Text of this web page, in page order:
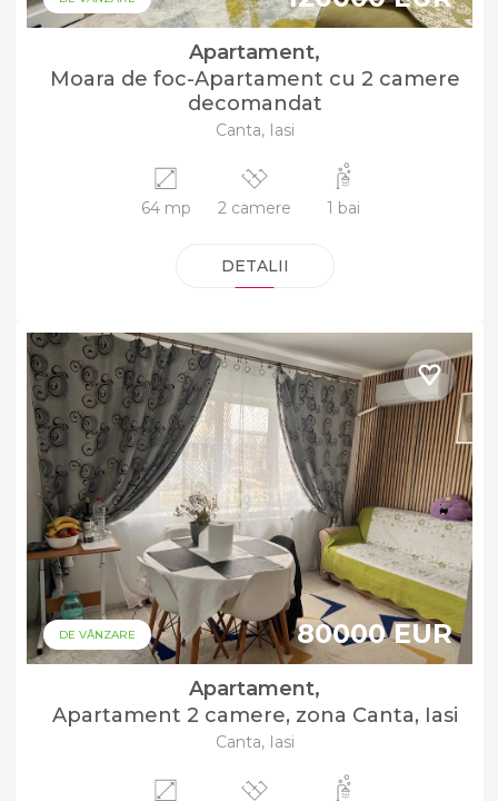
Apartament,
Moara de foc-Apartament cu 2 camere
decomandat
Canta, Iasi
64 mp 2 camere 1 bai
DETALII
DE VÂNZARE 80000 EUR
Apartament,
Apartament 2 camere, zona Canta, Iasi
Canta, Iasi